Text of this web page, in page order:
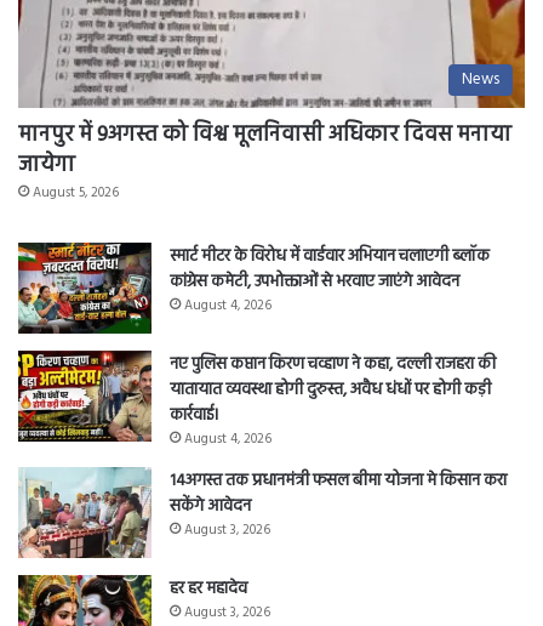
News
मानपुर में 9अगस्त को विश्व मूलनिवासी अधिकार दिवस मनाया
जायेगा
August 5, 2026
स्मार्ट मीटर के विरोध में वार्डवार अभियान चलाएगी ब्लॉक
कांग्रेस कमेटी, उपभोक्ताओं से भरवाए जाएंगे आवेदन
August 4, 2026
नए पुलिस कप्तान किरण चव्हाण ने कहा, दल्ली राजहरा की
यातायात व्यवस्था होगी दुरुस्त, अवैध धंधों पर होगी कड़ी
कार्रवाई।
August 4, 2026
14अगस्त तक प्रधानमंत्री फसल बीमा योजना मे किसान करा
सकेंगे आवेदन
August 3, 2026
हर हर महादेव
August 3, 2026